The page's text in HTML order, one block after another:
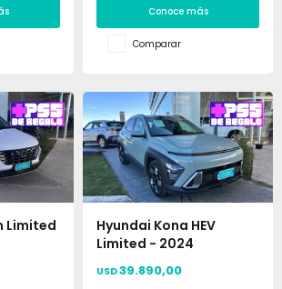
Conoce más
Comparar
Limited
Hyundai Kona HEV
Limited - 2024
USD39.890,00